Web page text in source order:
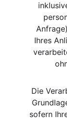
Ihres
Die
sofern